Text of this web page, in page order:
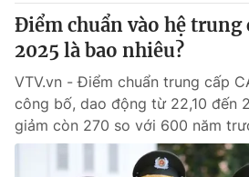
Điểm chuẩn vào hệ trung
2025 là bao nhiêu?
VTV.vn - Điểm chuẩn trung cấp
công bố, dao động từ 22,10 đến
giảm còn 270 so với 600 năm